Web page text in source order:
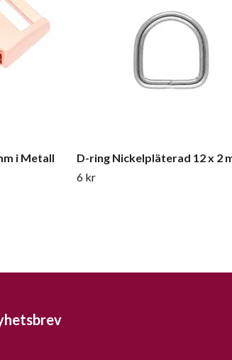
i Metall
D-ring Nickelpläterad 12 x 2
6 kr